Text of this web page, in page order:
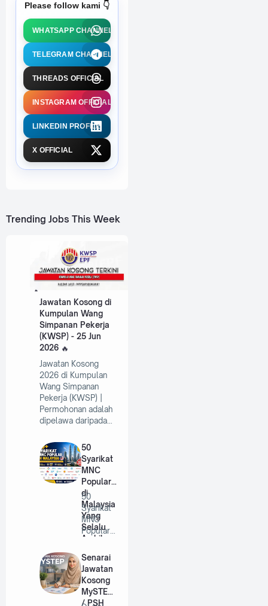
Please follow kami 👇
WHATSAPP CHANNEL
TELEGRAM CHANNEL
THREADS OFFICIAL
INSTAGRAM OFFICIAL
LINKEDIN PROFILE
X OFFICIAL
Trending Jobs This Week
Jawatan Kosong di
Kumpulan Wang
Simpanan Pekerja
(KWSP) - 25 Jun
2026
Jawatan Kosong
2026 di Kumpulan
Wang Simpanan
Pekerja (KWSP) |
Permohonan adalah
dipelawa daripada…
50
Syarikat
MNC
Popular
di
Malaysia
Yang
Selalu
Ambil
Tahun
2026
50
Syarikat
MNC
Popular
Malaysia
Yang
Selalu
A…
Senarai
Jawatan
Kosong
MySTEP
/ PSH